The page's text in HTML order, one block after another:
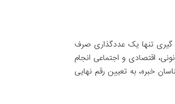
گیری تنها یک عددگذاری صرف
اقتصادی و اجتماعی انجام
خبره، به تعیین رقم نهایی